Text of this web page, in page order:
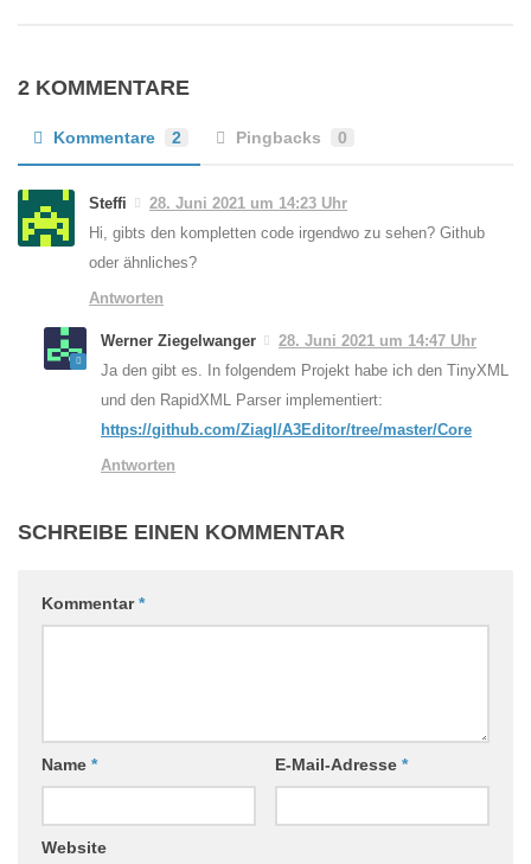
2 KOMMENTARE
Kommentare 2 Pingbacks 0
Steffi
28. Juni 2021 um 14:23 Uhr
Hi, gibts den kompletten code irgendwo zu sehen? Github
oder ähnliches?
Antworten
Werner Ziegelwanger
28. Juni 2021 um 14:47 Uhr
Ja den gibt es. In folgendem Projekt habe ich den TinyXML
und den RapidXML Parser implementiert:
https://github.com/Ziagl/A3Editor/tree/master/Core
Antworten
SCHREIBE EINEN KOMMENTAR
Kommentar*
Name * E-Mail-Adresse *
Website